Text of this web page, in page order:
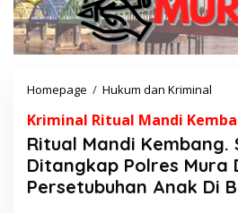
Homepage / Hukum dan Kriminal
t
u
a
M
Kriminal Ritual Mandi
Ritual Mandi Kembang.
Ditangkap Polres
Persetubuhan Anak Di